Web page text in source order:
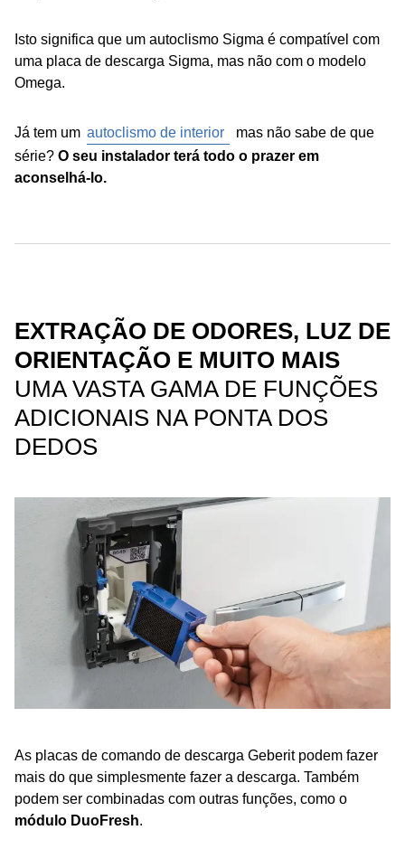
Isto significa que um autoclismo Sigma é compatível com
uma placa de descarga Sigma, mas não com o modelo
Omega.
Já tem um autoclismo de interior
mas não sabe de que
série? O seu instalador terá todo o prazer em
aconselhá-lo.
EXTRAÇÃO DE ODORES, LUZ DE
ORIENTAÇÃO E MUITO MAIS
UMA VASTA GAMA DE FUNÇÕES
ADICIONAIS NA PONTA DOS
DEDOS
As placas de comando de descarga Geberit podem fazer
mais do que simplesmente fazer a descarga. Também
podem ser combinadas com outras funções, como o
módulo DuoFresh.